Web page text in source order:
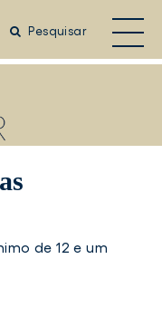
Pesquisar
de 12 e um